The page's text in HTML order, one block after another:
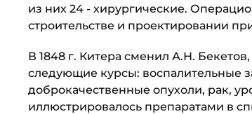
из них 24 - хирургические.
строительстве и проектировании
В 1848 г. Китера сменил А.Н.
следующие курсы: воспалительные
доброкачественные опухоли, рак,
иллюстрировалось препаратами в